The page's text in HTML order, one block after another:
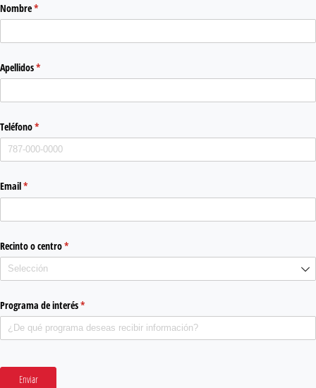
Nombre*
(required)
Apellidos*
(required)
Teléfono*
(required)
Email*
(required)
Recinto o centro*
(required)
Programa de interés*
(required)
Enviar